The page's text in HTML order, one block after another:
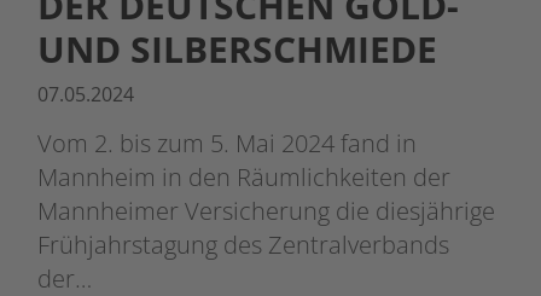
UND SILBERSCHMIEDE
07.05.2024
Vom 2. bis zum 5. Mai 2024 fand in
Mannheim in den Räumlichkeiten der
Mannheimer Versicherung die diesjährige
Frühjahrstagung des Zentralverbands
der…